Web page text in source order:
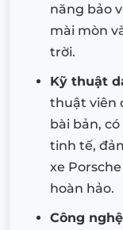
năng bảo
mài mòn
trời.
Kỹ thuật
thuật viên
bài bản,
tinh tế,
xe
hoàn hảo.
Công